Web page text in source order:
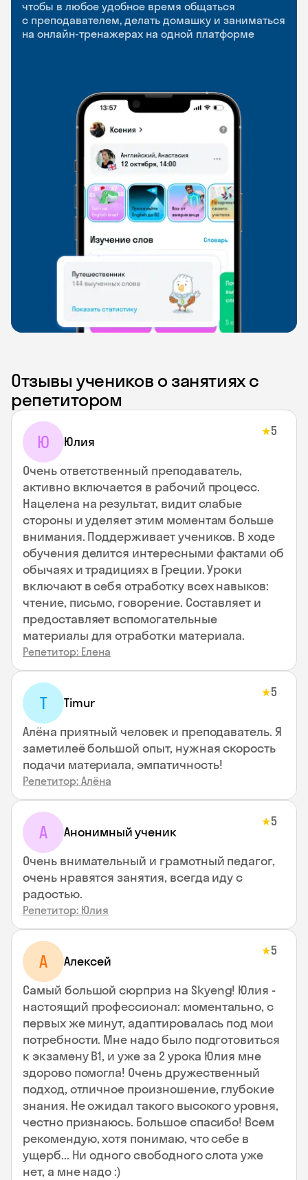
чтобы в любое удобное время общаться
с преподавателем, делать домашку и заниматься
на онлайн-тренажерах на одной платформе
чтобы заниматься и изучать новые слова где
и когда удобно
Групповые занятия для разговорной практики
и индивидуальные встречи с преподавателями
Отзывы учеников о занятиях с
репетитором
Ю Юлия
★5
Очень ответственный преподаватель,
активно включается в рабочий процесс.
Нацелена на результат, видит слабые
стороны и уделяет этим моментам больше
внимания. Поддерживает учеников. В ходе
обучения делится интересными фактами об
обычаях и традициях в Греции. Уроки
включают в себя отработку всех навыков:
чтение, письмо, говорение. Составляет и
предоставляет вспомогательные
материалы для отработки материала.
Репетитор: Елена
T Timur
★5
Алёна приятный человек и преподаватель. Я
заметилеё большой опыт, нужная скорость
подачи материала, эмпатичность!
Репетитор: Алёна
А Анонимный ученик
★5
Очень внимательный и грамотный педагог,
очень нравятся занятия, всегда иду с
радостью.
Репетитор: Юлия
А Алексей
★5
Самый большой сюрприз на Skyeng! Юлия -
настоящий профессионал: моментально, с
первых же минут, адаптировалась под мои
потребности. Мне надо было подготовиться
к экзамену В1, и уже за 2 урока Юлия мне
здорово помогла! Очень дружественный
подход, отличное произношение, глубокие
знания. Не ожидал такого высокого уровня,
честно признаюсь. Большое спасибо! Всем
рекомендую, хотя понимаю, что себе в
ущерб... Ни одного свободного слота уже
нет, а мне надо :)